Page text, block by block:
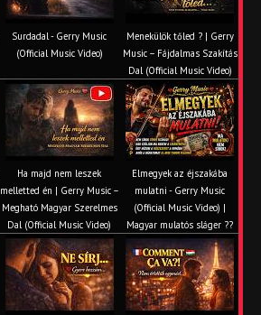
Surdadal - Gerry Music
(Official Music Video)
Menekülök tőled ? | Gerry
Music – Fájdalmas Szakítás
Dal (Official Music Video)
Ha majd nem leszek
melletted én | Gerry Music –
Megható Magyar Szerelmes
Dal (Official Music Video)
Elmegyek az éjszakába
mulatni - Gerry Music
(Official Music Video) |
Magyar mulatós sláger ??